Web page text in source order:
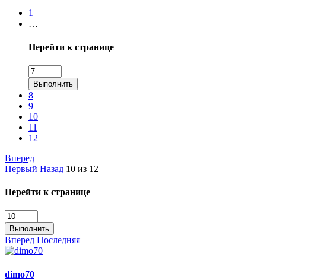
1
…
Перейти к странице
Выполнить
8
9
10
11
12
Вперед
Первый Назад 10 из 12
Перейти к странице
Выполнить
Вперед Последняя
dimo70